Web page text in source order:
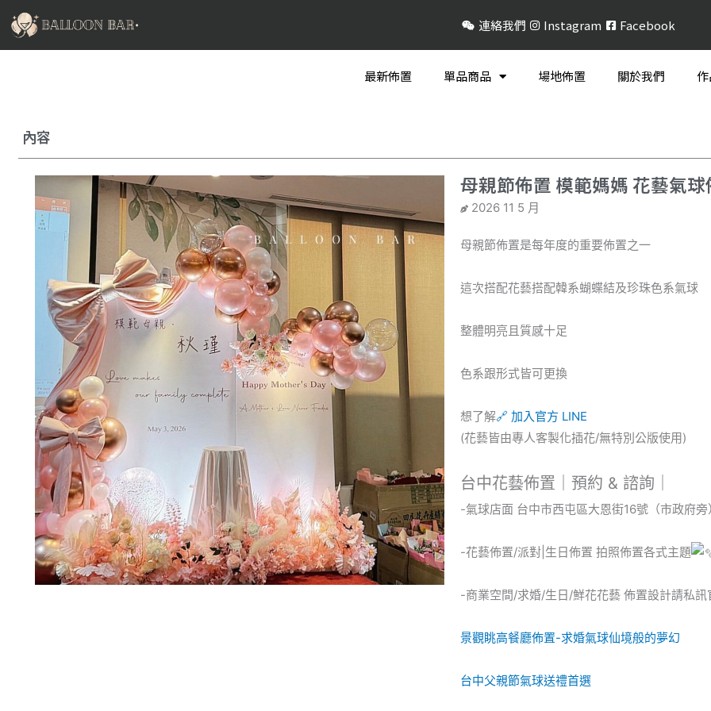
主
連絡我們 Instagram Facebook
最新佈置 單品商品 場地佈置 關於我們
內容
母親節佈置 模範媽媽 花藝氣球
2026 11 5 月
母親節佈置是每年度的重要佈置之一
這次搭配花藝搭配韓系蝴蝶結及珍珠色系氣球
整體明亮且質感十足
色系跟形式皆可更換
想了解🔗 加入官方 LINE
(花藝皆由專人客製化插花/無特別公版使用)
台中花藝佈置｜預約 & 諮詢｜
-氣球店面 台中市西屯區大恩街16號（市政府旁
-花藝佈置/派對|生日佈置 拍照佈置各式主題
-商業空間/求婚/生日/鮮花花藝 佈置設計請私訊
景觀眺高餐廳佈置-求婚氣球仙境般的夢幻
台中父親節氣球送禮首選